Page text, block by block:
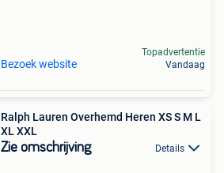
Bezoek website
Topadvertentie
Vandaag
Ralph Lauren Overhemd Heren XS S M L
XL XXL
Zie omschrijving Details